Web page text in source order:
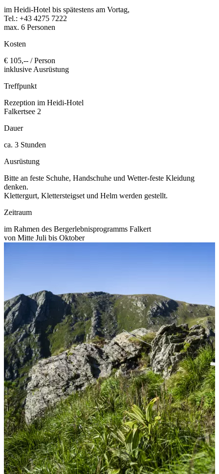
im Heidi-Hotel bis spätestens am Vortag,
Tel.: +43 4275 7222
max. 6 Personen
Kosten
€ 105,-- / Person
inklusive Ausrüstung
Treffpunkt
Rezeption im Heidi-Hotel
Falkertsee 2
Dauer
ca. 3 Stunden
Ausrüstung
Bitte an feste Schuhe, Handschuhe und Wetter-feste Kleidung
denken.
Klettergurt, Klettersteigset und Helm werden gestellt.
Zeitraum
im Rahmen des Bergerlebnisprogramms Falkert
von Mitte Juli bis Oktober